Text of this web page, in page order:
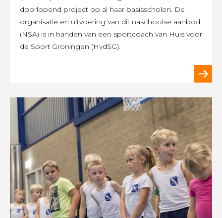
doorlopend project op al haar basisscholen. De
organisatie en uitvoering van dit naschoolse aanbod
(NSA) is in handen van een sportcoach van Huis voor
de Sport Groningen (HvdSG).